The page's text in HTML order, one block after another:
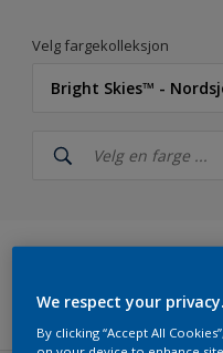
Velg fargekolleksjon
Bright Skies™ -
Nordsjö
Årets farger 2026 fra
We respect your privacy.
By clicking “Accept All